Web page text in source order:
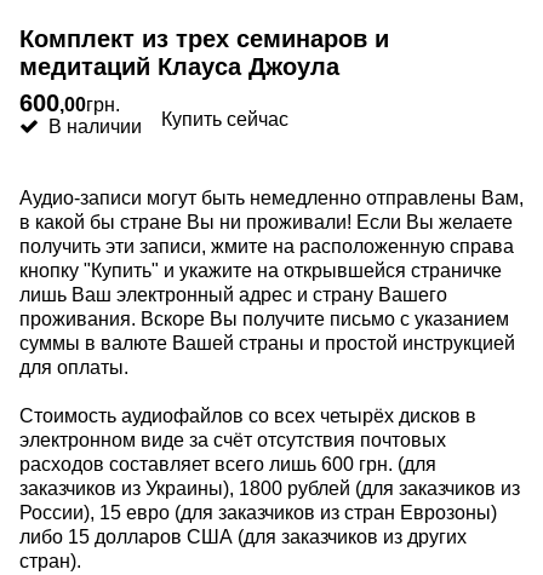
Комплект из трех семинаров и
медитаций Клауса Джоула
600,00грн.
В наличии
Купить сейчас
Аудио-записи могут быть немедленно отправлены Вам,
в какой бы стране Вы ни проживали! Если Вы желаете
получить эти записи, жмите на расположенную справа
кнопку "Купить" и укажите на открывшейся страничке
лишь Ваш электронный адрес и страну Вашего
проживания. Вскоре Вы получите письмо с указанием
суммы в валюте Вашей страны и простой инструкцией
для оплаты.
Стоимость аудиофайлов со всех четырёх дисков в
электронном виде за счёт отсутствия почтовых
расходов составляет всего лишь 600 грн. (для
заказчиков из Украины), 1800 рублей (для заказчиков из
России), 15 евро (для заказчиков из стран Еврозоны)
либо 15 долларов США (для заказчиков из других
стран).